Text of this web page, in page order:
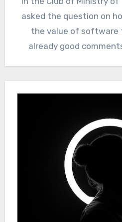
asked the question on
the value of software
already good